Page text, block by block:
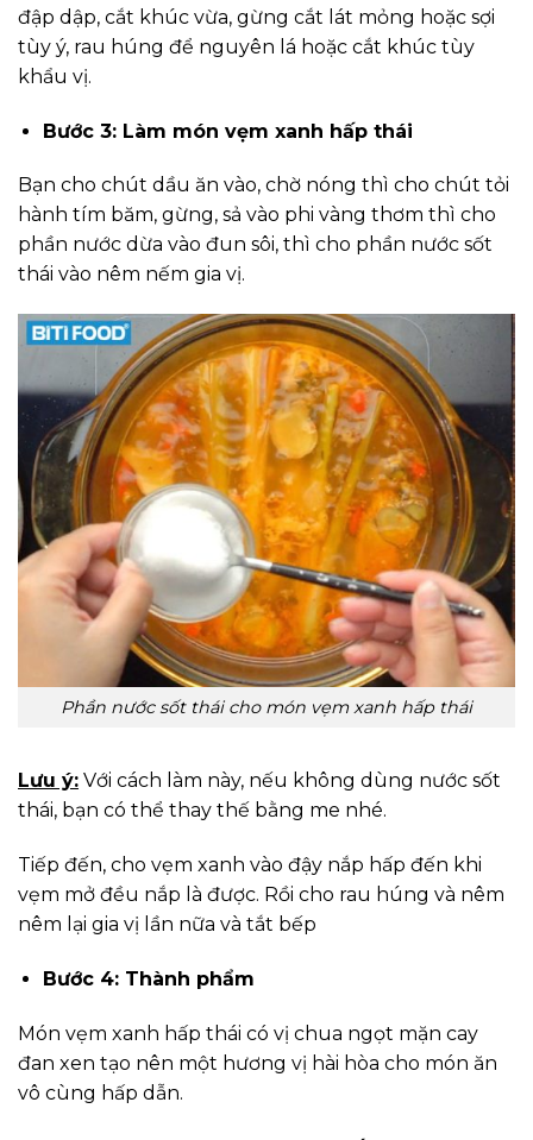
đập dập, cắt khúc vừa, gừng cắt lát mỏng hoặc sợi
tùy ý, rau húng để nguyên lá hoặc cắt khúc tùy
khẩu vị.
Bước 3: Làm món vẹm xanh hấp thái
Bạn cho chút dầu ăn vào, chờ nóng thì cho chút tỏi
hành tím băm, gừng, sả vào phi vàng thơm thì cho
phần nước dừa vào đun sôi, thì cho phần nước sốt
thái vào nêm nếm gia vị.
Phần nước sốt thái cho món vẹm xanh hấp thái
Lưu ý: Với cách làm này, nếu không dùng nước sốt
thái, bạn có thể thay thế bằng me nhé.
Tiếp đến, cho vẹm xanh vào đậy nắp hấp đến khi
vẹm mở đều nắp là được. Rồi cho rau húng và nêm
nêm lại gia vị lần nữa và tắt bếp
Bước 4: Thành phẩm
Món vẹm xanh hấp thái có vị chua ngọt mặn cay
đan xen tạo nên một hương vị hài hòa cho món ăn
vô cùng hấp dẫn.